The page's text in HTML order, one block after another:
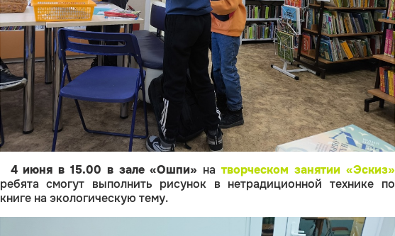
4 июня в 15.00 в зале «Ошпи» на творческом занятии «Эскиз»
ребята смогут выполнить рисунок в нетрадиционной технике по
книге на экологическую тему.